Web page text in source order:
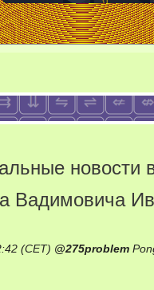
новости
Вадимовича
(CET) @275problem